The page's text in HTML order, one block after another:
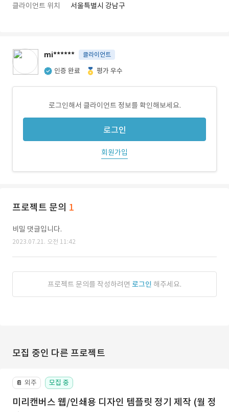
클라이언트 위치 서울특별시 강남구
mi****** 클라이언트
인증 완료 평가 우수
로그인해서 클라이언트 정보를 확인해보세요.
로그인
회원가입
프로젝트 문의 1
비밀 댓글입니다.
2023.07.21. 오전 11:42
프로젝트 문의를 작성하려면 로그인 해주세요.
모집 중인 다른 프로젝트
📔 외주 모집 중
미리캔버스 웹/인쇄용 디자인 템플릿 정기 제작 (월 정